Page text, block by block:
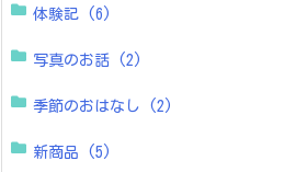
体験記 (6)
写真のお話 (2)
季節のおはなし (2)
新商品 (5)